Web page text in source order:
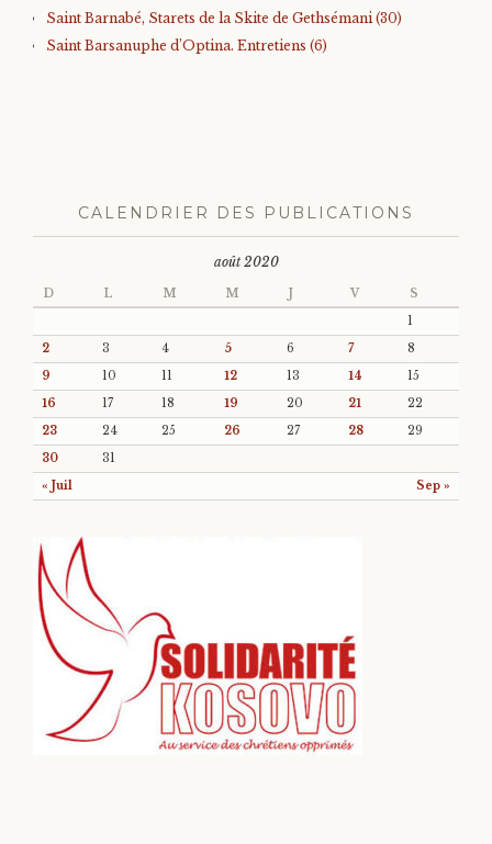
Saint Barnabé, Starets de la Skite de Gethsémani (30)
Saint Barsanuphe d’Optina. Entretiens (6)
CALENDRIER DES PUBLICATIONS
août 2020
D L M M J V S
« Juil Sep »
1
2
3 4 5 6 7
8
9
10 11 12 13 14
15
16
17 18 19 20 21
22
23
24 25 26 27 28
29
30
31